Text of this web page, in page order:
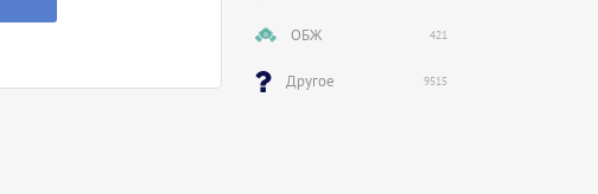
ОБЖ 421
Другое 9515